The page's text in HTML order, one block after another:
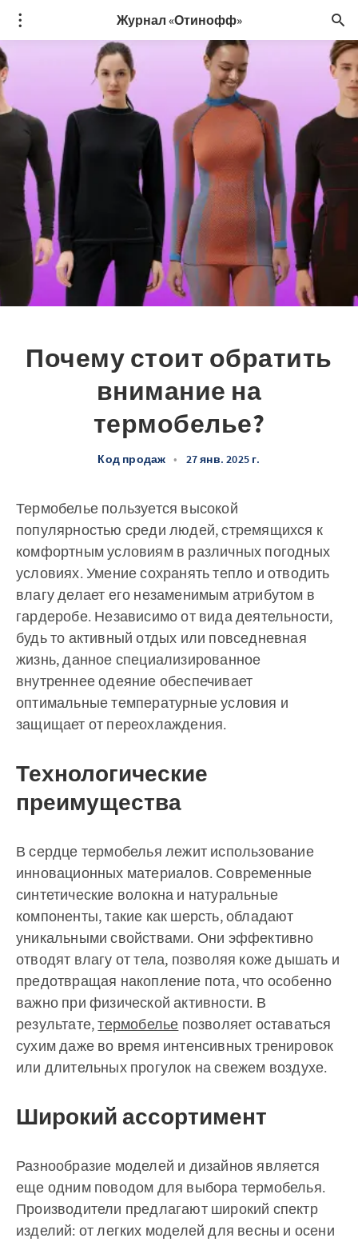
Журнал «Отинофф»
Почему стоит обратить
внимание на
термобелье?
Код продаж • 27 янв. 2025 г.
Термобелье пользуется высокой
популярностью среди людей, стремящихся к
комфортным условиям в различных погодных
условиях. Умение сохранять тепло и отводить
влагу делает его незаменимым атрибутом в
гардеробе. Независимо от вида деятельности,
будь то активный отдых или повседневная
жизнь, данное специализированное
внутреннее одеяние обеспечивает
оптимальные температурные условия и
защищает от переохлаждения.
Технологические
преимущества
В сердце термобелья лежит использование
инновационных материалов. Современные
синтетические волокна и натуральные
компоненты, такие как шерсть, обладают
уникальными свойствами. Они эффективно
отводят влагу от тела, позволяя коже дышать и
предотвращая накопление пота, что особенно
важно при физической активности. В
результате,термобелье позволяет оставаться
сухим даже во время интенсивных тренировок
или длительных прогулок на свежем воздухе.
Широкий ассортимент
Разнообразие моделей и дизайнов является
еще одним поводом для выбора термобелья.
Производители предлагают широкий спектр
изделий: от легких моделей для весны и осени